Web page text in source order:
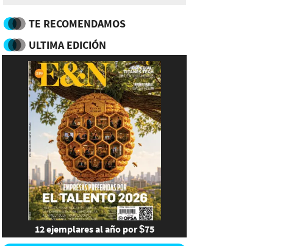
TE RECOMENDAMOS
ULTIMA EDICIÓN
12 ejemplares al año por $75